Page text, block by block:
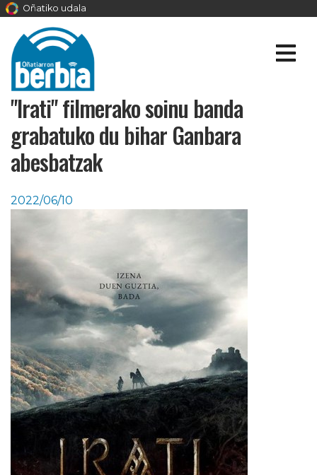
Oñatiko udala
"Irati" filmerako soinu banda
grabatuko du bihar Ganbara
abesbatzak
2022/06/10